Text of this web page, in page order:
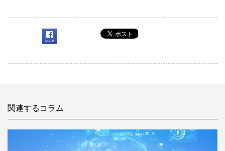
関連するコラム